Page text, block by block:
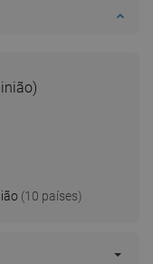
(10 países)